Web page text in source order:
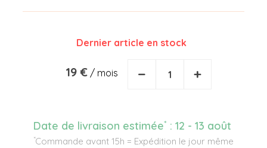
Dernier article en stock
19 € / mois − +
Date de livraison estimée* : 12 - 13 août
*Commande avant 15h = Expédition le jour même